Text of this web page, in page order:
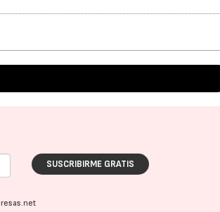
SUSCRIBIRME GRATIS